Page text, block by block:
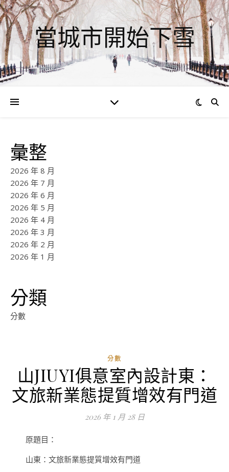
當城市開始下雪
彙整
2026 年 8 月
2026 年 7 月
2026 年 6 月
2026 年 5 月
2026 年 4 月
2026 年 3 月
2026 年 2 月
2026 年 1 月
分類
分數
分數
山JIUYI俱意室內設計東：
文旅新業態提質增效有門道
2026 年 1 月 28 日
原題目：
山東：文旅新業態提質增效有門道
0